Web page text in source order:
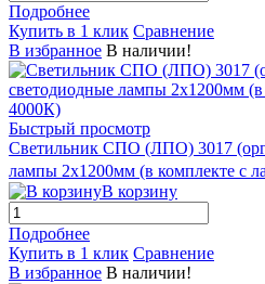
Подробнее
Купить в 1 клик Сравнение
В избранное В наличии!
Быстрый просмотр
Светильник СПО (ЛПО) 3017
лампы 2х1200мм (в комплекте с
В корзину
Подробнее
Купить в 1 клик Сравнение
В избранное В наличии!